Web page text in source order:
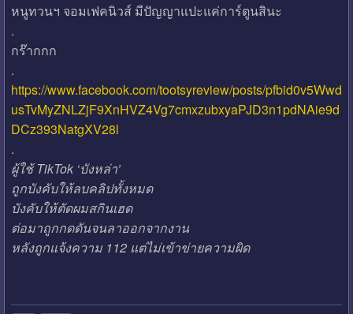
หนูทวนฯ จอมเฟคนิวส์ มีปัญญาแปะแค่การ์ตูนสินะ
.
กร๊ากกก
.
https://www.facebook.com/tootsyreview/posts/pfbid0v5Wwd
usTvMyZNLZjF9XnHVZ4Vg7cmxzubxyaPJD3n1pdNAie9d
DCz393NatgXV28l
.
ผู้ใช้ TikTok ‘บังหล่า’
ถูกบังคับให้ลบคลิปทั้งหมด
บังคับให้ตัดผมสกินเฮด
ต่อมาถูกกดดันจนลาออกจากงาน
หลังถูกแจ้งความ 112 แต่ไม่เข้าข่ายความผิด